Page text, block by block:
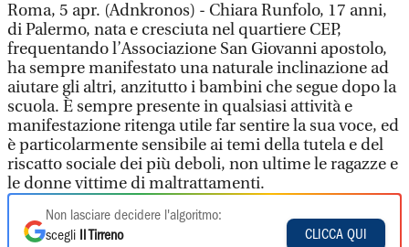
Roma, 5 apr. (Adnkronos) - Chiara Runfolo, 17 anni,
di Palermo, nata e cresciuta nel quartiere CEP,
frequentando l’Associazione San Giovanni apostolo,
ha sempre manifestato una naturale inclinazione ad
aiutare gli altri, anzitutto i bambini che segue dopo la
scuola. È sempre presente in qualsiasi attività e
manifestazione ritenga utile far sentire la sua voce, ed
è particolarmente sensibile ai temi della tutela e del
riscatto sociale dei più deboli, non ultime le ragazze e
le donne vittime di maltrattamenti.
Non lasciare decidere l'algoritmo:
scegli
Il Tirreno
CLICCA QUI